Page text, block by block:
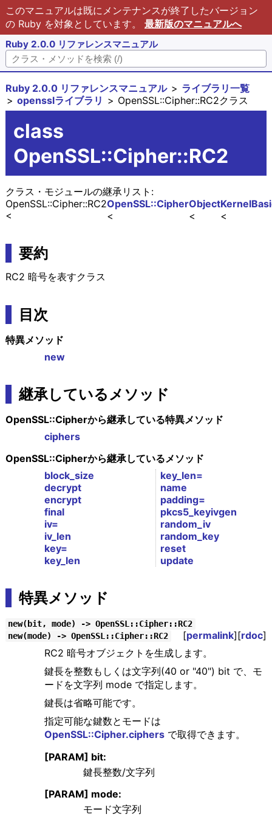
このマニュアルは既にメンテナンスが終了したバージョン
の Ruby を対象としています。 最新版のマニュアルへ
Ruby 2.0.0 リファレンスマニュアル
Ruby 2.0.0 リファレンスマニュアル
ライブラリ一覧
opensslライブラリ
OpenSSL::Cipher::RC2クラス
class
OpenSSL::Cipher::RC2
クラス・モジュールの継承リスト:
Kernel
Object
OpenSSL::Cipher
OpenSSL::Cipher::RC2
要約
RC2 暗号を表すクラス
目次
特異メソッド
new
継承しているメソッド
OpenSSL::Cipherから継承している特異メソッド
ciphers
OpenSSL::Cipherから継承しているメソッド
block_size
decrypt
encrypt
final
iv=
iv_len
key=
key_len
key_len=
name
padding=
pkcs5_keyivgen
random_iv
random_key
reset
update
特異メソッド
new(bit, mode) -> OpenSSL::Cipher::RC2
[permalink][rdoc]
new(mode) -> OpenSSL::Cipher::RC2
RC2 暗号オブジェクトを生成します。
鍵長を整数もしくは文字列(40 or "40") bit で、モ
ードを文字列 mode で指定します。
鍵長は省略可能です。
指定可能な鍵数とモードは
OpenSSL::Cipher.ciphersで取得できます。
[PARAM] bit:
鍵長整数/文字列
[PARAM] mode:
モード文字列